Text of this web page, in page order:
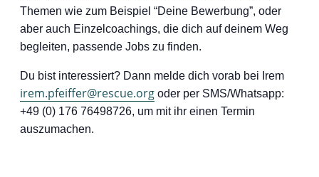
Themen wie zum Beispiel “Deine Bewerbung”, oder
aber auch Einzelcoachings, die dich auf deinem Weg
begleiten, passende Jobs zu finden.
Du bist interessiert? Dann melde dich vorab bei Irem
irem.pfeiffer@rescue.org oder per SMS/Whatsapp:
+49 (0) 176 76498726, um mit ihr einen Termin
auszumachen.